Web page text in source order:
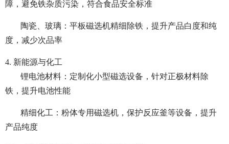
障，避免铁杂质污染，符合食品安全标准
陶瓷、玻璃：平板磁选机精细除铁，提升产品白度和纯
度，减少次品率
4. 新能源与化工
锂电池材料：定制化小型磁选设备，针对正极材料除
铁，提升电池性能
精细化工：粉体专用磁选机，保护反应釜等设备，提升
产品纯度